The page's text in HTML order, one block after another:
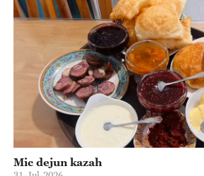
Mic dejun kazah